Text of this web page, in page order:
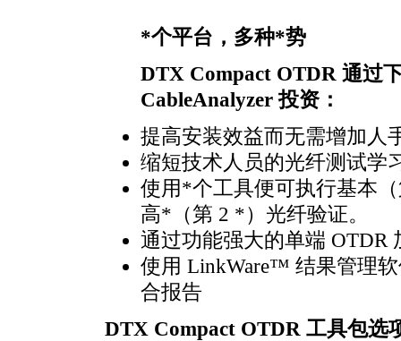
*个平台，多种*势
DTX Compact OTDR 通过
CableAnalyzer 投资：
提高安装效益而无需增加人
缩短技术人员的光纤测试学
使用 *个工具便可执行基本
高* （第 2 *）光纤验证。
通过功能强大的单端 OTDR
使用 LinkWare™ 结果管理
合报告
DTX Compact OTDR 工具包选